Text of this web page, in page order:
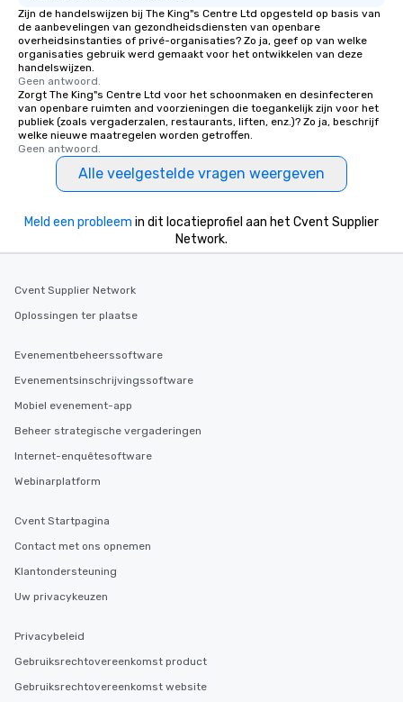
Zijn de handelswijzen bij The King"s Centre Ltd opgesteld op basis van
de aanbevelingen van gezondheidsdiensten van openbare
overheidsinstanties of privé-organisaties? Zo ja, geef op van welke
organisaties gebruik werd gemaakt voor het ontwikkelen van deze
handelswijzen.
Geen antwoord.
Zorgt The King"s Centre Ltd voor het schoonmaken en desinfecteren
van openbare ruimten and voorzieningen die toegankelijk zijn voor het
publiek (zoals vergaderzalen, restaurants, liften, enz.)? Zo ja, beschrijf
welke nieuwe maatregelen worden getroffen.
Geen antwoord.
Alle veelgestelde vragen weergeven
Meld een probleem in dit locatieprofiel aan het Cvent Supplier
Network.
Cvent Supplier Network
Oplossingen ter plaatse
Evenementbeheerssoftware
Evenementsinschrijvingssoftware
Mobiel evenement-app
Beheer strategische vergaderingen
Internet-enquêtesoftware
Webinarplatform
Cvent Startpagina
Contact met ons opnemen
Klantondersteuning
Uw privacykeuzen
Privacybeleid
Gebruiksrechtovereenkomst product
Gebruiksrechtovereenkomst website